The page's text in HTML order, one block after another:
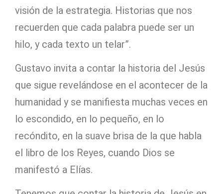
visión de la estrategia. Historias que nos
recuerden que cada palabra puede ser un
hilo, y cada texto un telar”.
Gustavo invita a contar la historia del Jesús
que sigue revelándose en el acontecer de la
humanidad y se manifiesta muchas veces en
lo escondido, en lo pequeño, en lo
recóndito, en la suave brisa de la que habla
el libro de los Reyes, cuando Dios se
manifestó a Elías.